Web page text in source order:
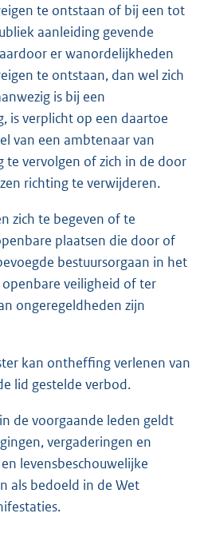
te ontstaan of bij een tot
aanleiding gevende
er wanordelijkheden
te ontstaan, dan wel zich
is bij een
is verplicht op een daartoe
van een ambtenaar van
te vervolgen of zich in de door
richting te verwijderen.
zich te begeven of te
plaatsen die door of
bestuursorgaan in het
veiligheid of ter
ongeregeldheden zijn
kan ontheffing verlenen van
lid gestelde verbod.
de voorgaande leden geldt
vergaderingen en
levensbeschouwelijke
als bedoeld in de Wet